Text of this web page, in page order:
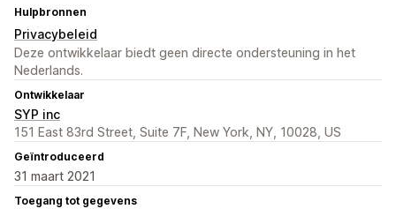
Hulpbronnen
Privacybeleid
Deze ontwikkelaar biedt geen directe ondersteuning in het
Nederlands.
Ontwikkelaar
SYP inc
151 East 83rd Street, Suite 7F, New York, NY, 10028, US
Geïntroduceerd
31 maart 2021
Toegang tot gegevens